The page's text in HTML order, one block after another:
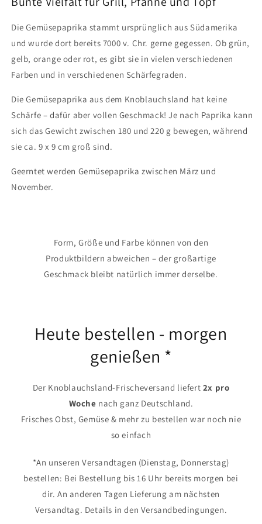
-
-
Die Gemüsepaprika stammt ursprünglich aus Südamerika
und wurde dort bereits 7000 v. Chr. gerne gegessen. Ob grün,
gelb, orange oder rot, es gibt sie in vielen verschiedenen
Farben und in verschiedenen Schärfegraden.
Die Gemüsepaprika aus dem Knoblauchsland hat keine
Schärfe – dafür aber vollen Geschmack! Je nach Paprika kann
sich das Gewicht zwischen 180 und 220 g bewegen, während
sie ca. 9 x 9 cm groß sind.
Geerntet werden Gemüsepaprika zwischen März und
November.
Form, Größe und Farbe können von den
Produktbildern abweichen – der großartige
Geschmack bleibt natürlich immer derselbe.
Heute bestellen - morgen
genießen *
Der Knoblauchsland-Frischeversand liefert 2x pro
Woche nach ganz Deutschland.
Frisches Obst, Gemüse & mehr zu bestellen war noch nie
so einfach
*An unseren Versandtagen (Dienstag, Donnerstag)
bestellen: Bei Bestellung bis 16 Uhr bereits morgen bei
dir. An anderen Tagen Lieferung am nächsten
Versandtag. Details in den Versandbedingungen.